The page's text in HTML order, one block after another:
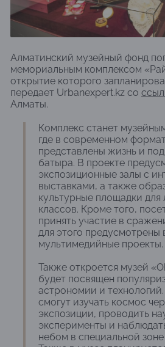
Алматинский музейный фонд
мемориальным комплексом
открытие которого
передает Urbanexpert.kz со
Алматы.
Комплекс станет
где в современном
представлены жизнь и
батыра. В проекте
экспозиционные залы с
выставками, а также
культурные площадки
классов. Кроме того,
принять участие в
для этого предусмотрены
мультимедийные проекты.
Также откроется музей
будет посвящен
астрономии и
смогут изучать космос
экспозиции, проводить
эксперименты и
небом в специальной